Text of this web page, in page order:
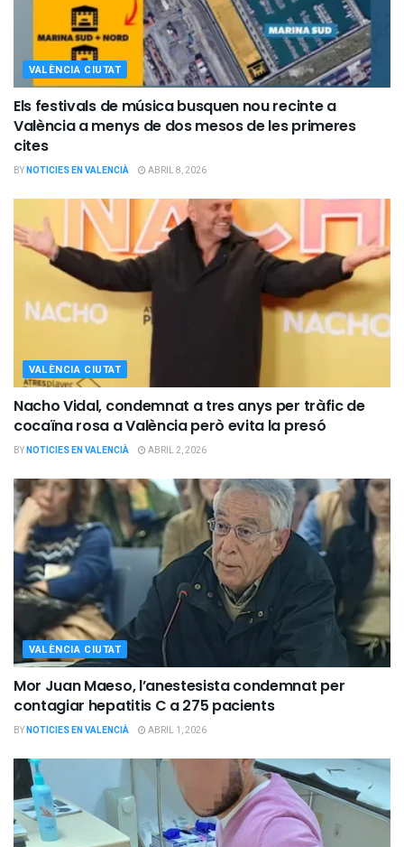
VALÈNCIA CIUTAT
Els festivals de música busquen nou recinte a
València a menys de dos mesos de les primeres
cites
BYNOTICIES EN VALENCIÀ ABRIL 8, 2026
VALÈNCIA CIUTAT
Nacho Vidal, condemnat a tres anys per tràfic de
cocaïna rosa a València però evita la presó
BYNOTICIES EN VALENCIÀ ABRIL 2, 2026
VALÈNCIA CIUTAT
Mor Juan Maeso, l’anestesista condemnat per
contagiar hepatitis C a 275 pacients
BYNOTICIES EN VALENCIÀ ABRIL 1, 2026